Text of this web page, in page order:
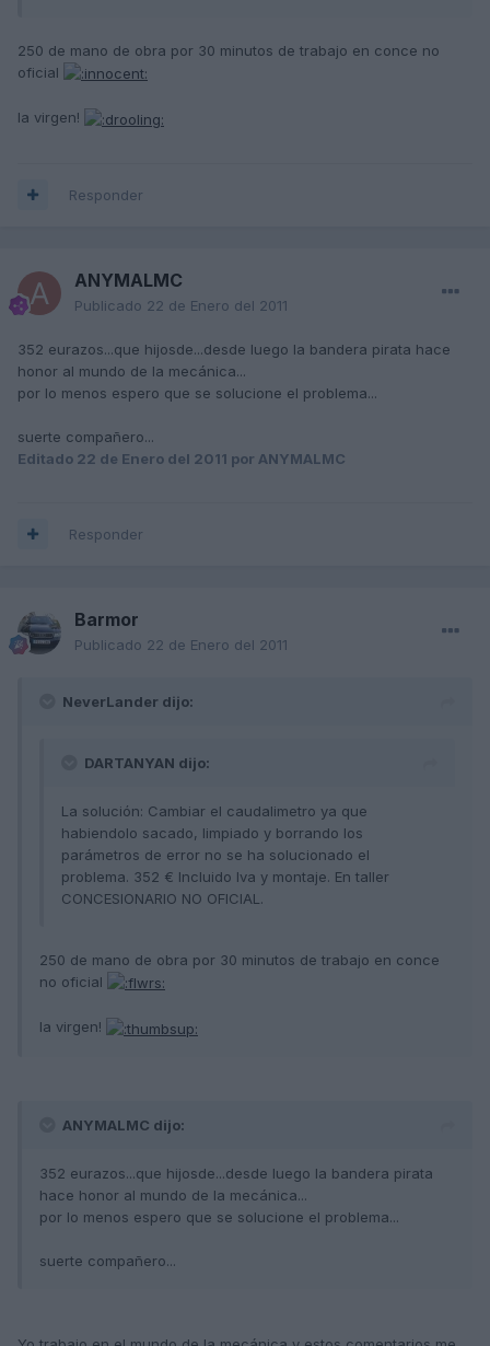
250 de mano de obra por 30 minutos de trabajo en conce no
oficial
la virgen!
Responder
ANYMALMC
Publicado 22 de Enero del 2011
352 eurazos...que hijosde...desde luego la bandera pirata hace
honor al mundo de la mecánica...
por lo menos espero que se solucione el problema...
suerte compañero...
Editado 22 de Enero del 2011 por ANYMALMC
Responder
Barmor
Publicado 22 de Enero del 2011
NeverLander dijo:
DARTANYAN dijo:
La solución: Cambiar el caudalimetro ya que
habiendolo sacado, limpiado y borrando los
parámetros de error no se ha solucionado el
problema. 352 € Incluido Iva y montaje. En taller
CONCESIONARIO NO OFICIAL.
250 de mano de obra por 30 minutos de trabajo en conce
no oficial
la virgen!
ANYMALMC dijo:
352 eurazos...que hijosde...desde luego la bandera pirata
hace honor al mundo de la mecánica...
por lo menos espero que se solucione el problema...
suerte compañero...